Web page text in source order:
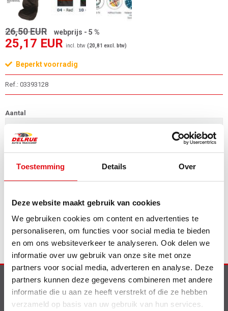
Toestemming Details Over
Deze website maakt gebruik van cookies
We gebruiken cookies om content en advertenties te
personaliseren, om functies voor social media te bieden
en om ons websiteverkeer te analyseren. Ook delen we
informatie over uw gebruik van onze site met onze
partners voor social media, adverteren en analyse. Deze
partners kunnen deze gegevens combineren met andere
informatie die u aan ze heeft verstrekt of die ze hebben
verzameld op basis van uw gebruik van hun services.
26,50 EUR webprijs - 5 %
25,17 EUR incl. btw (20,81 excl. btw)
Beperkt voorradig
Ref.: 03393128
Aantal
in winkelwagen
Info
Nieuw op de website